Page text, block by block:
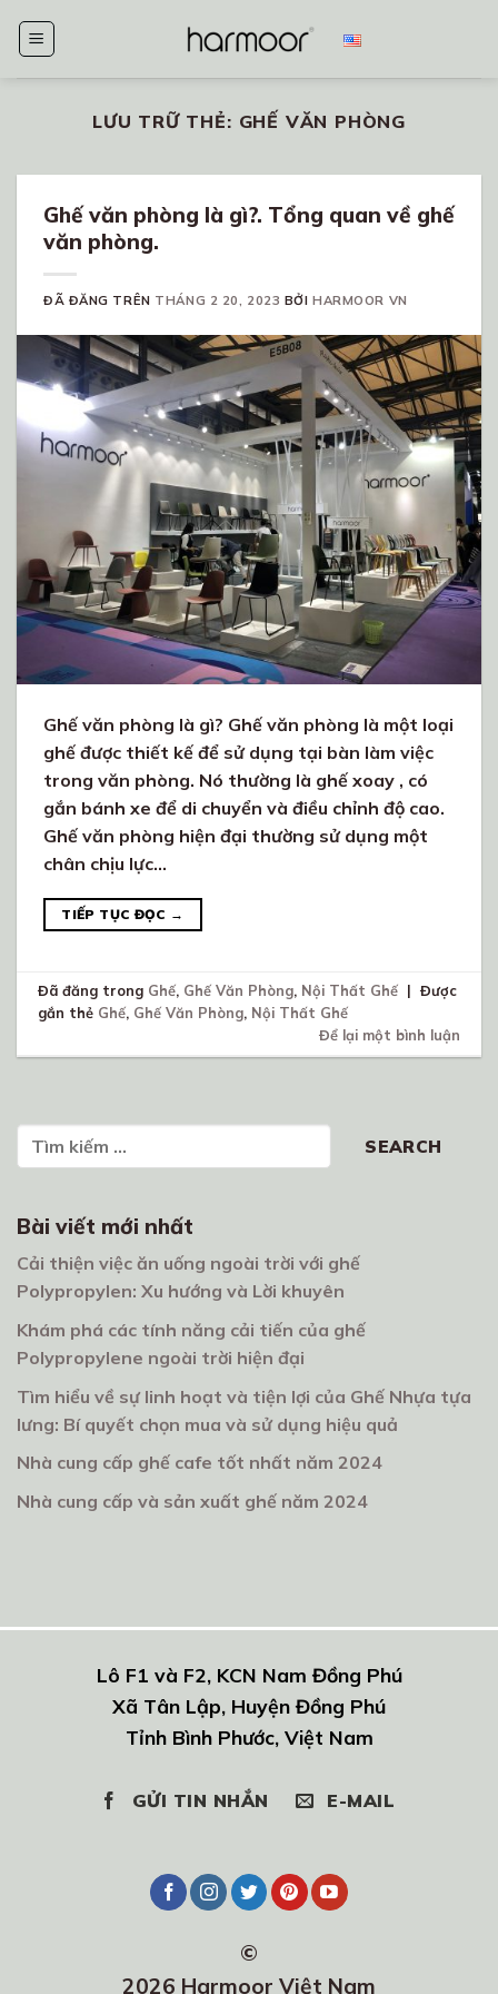
đến
LƯU TRỮ THẺ: GHẾ VĂN PHÒNG
Ghế văn phòng là gì?. Tổng quan về ghế
văn phòng.
ĐÃ ĐĂNG TRÊN THÁNG 2 20, 2023 BỞIHARMOOR VN
Ghế văn phòng là gì? Ghế văn phòng là một loại
ghế được thiết kế để sử dụng tại bàn làm việc
trong văn phòng. Nó thường là ghế xoay , có
gắn bánh xe để di chuyển và điều chỉnh độ cao.
Ghế văn phòng hiện đại thường sử dụng một
chân chịu lực…
TIẾP TỤC ĐỌC →
Đã đăng trong Ghế, Ghế Văn Phòng, Nội Thất Ghế | Được
gắn thẻ Ghế, Ghế Văn Phòng, Nội Thất Ghế
Để lại một bình luận
Tìm kiếm SEARCH
Bài viết mới nhất
Cải thiện việc ăn uống ngoài trời với ghế
Polypropylen: Xu hướng và Lời khuyên
Khám phá các tính năng cải tiến của ghế
Polypropylene ngoài trời hiện đại
Tìm hiểu về sự linh hoạt và tiện lợi của Ghế Nhựa tựa
lưng: Bí quyết chọn mua và sử dụng hiệu quả
Nhà cung cấp ghế cafe tốt nhất năm 2024
Nhà cung cấp và sản xuất ghế năm 2024
Lô F1 và F2, KCN Nam Đồng Phú
Xã Tân Lập, Huyện Đồng Phú
Tỉnh Bình Phước, Việt Nam
GỬI TIN NHẮN E-MAIL
©
2026 Harmoor Việt Nam